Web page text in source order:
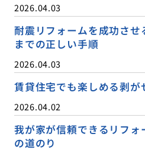
2026.04.03
耐震リフォームを成功さ
までの正しい手順
2026.04.03
賃貸住宅でも楽しめる剥
2026.04.02
我が家が信頼できるリフ
の道のり